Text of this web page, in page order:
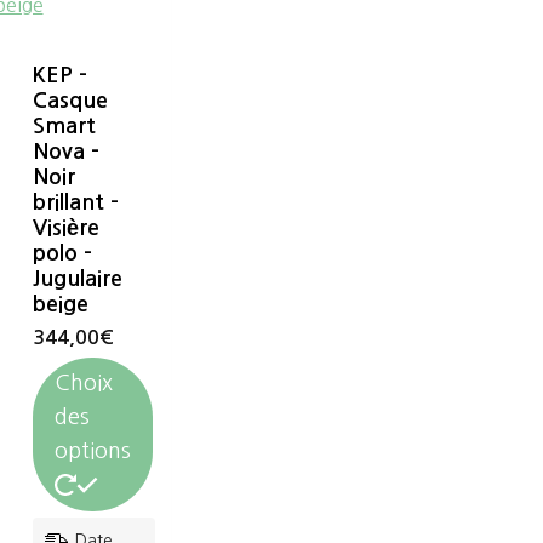
KEP –
Casque
Smart
Nova –
Noir
brillant –
Visière
polo –
Jugulaire
beige
344,00€
Choix
des
options
Ce